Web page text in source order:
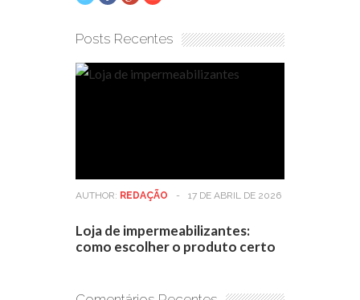
Posts Recentes
AUTHOR: REDAÇÃO - 17 DE ABRIL DE 2026
Loja de impermeabilizantes:
como escolher o produto certo